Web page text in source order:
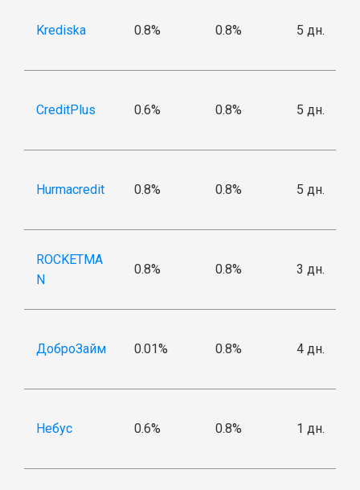
Krediska 0.8% 0.8% 5 дн.
CreditPlus 0.6% 0.8% 5 дн.
Hurmacredit 0.8% 0.8% 5 дн.
ROCKETMA
N
0.8% 0.8% 3 дн.
ДоброЗайм 0.01% 0.8% 4 дн.
Небус 0.6% 0.8% 1 дн.